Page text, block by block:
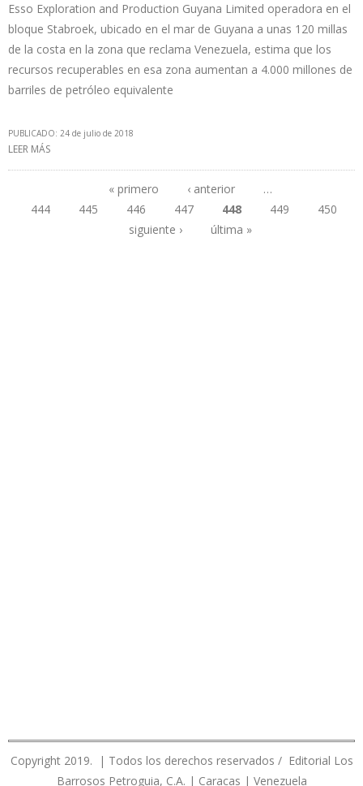
Esso Exploration and Production Guyana Limited operadora en el
bloque Stabroek, ubicado en el mar de Guyana a unas 120 millas
de la costa en la zona que reclama Venezuela, estima que los
recursos recuperables en esa zona aumentan a 4.000 millones de
barriles de petróleo equivalente
PUBLICADO: 24 de julio de 2018
LEER MÁS
Páginas
« primero ‹ anterior
…
444
445 446 447 448 449
450
siguiente ›
última »
Copyright 2019. | Todos los derechos reservados / Editorial Los
Barrosos Petroguia, C.A. | Caracas | Venezuela